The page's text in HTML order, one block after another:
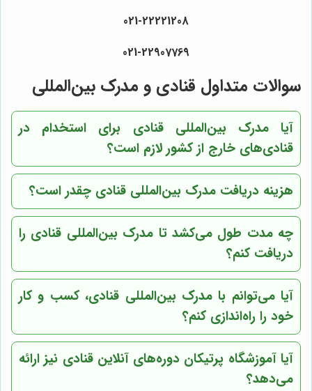
021-22221208
021-22907769
سوالات متداول قنادی و مدرک بین‌المللی
آیا مدرک بین‌المللی قنادی برای استخدام در
قنادی‌های خارج از کشور لازم است؟
هزینه دریافت مدرک بین‌المللی قنادی چقدر است؟
چه مدت طول می‌کشد تا مدرک بین‌المللی قنادی را
دریافت کنم؟
آیا می‌توانم با مدرک بین‌المللی قنادی، کسب و کار
خود را راه‌اندازی کنم؟
آیا آموزشگاه پرتیکان دوره‌های آنلاین قنادی نیز ارائه
می‌دهد؟